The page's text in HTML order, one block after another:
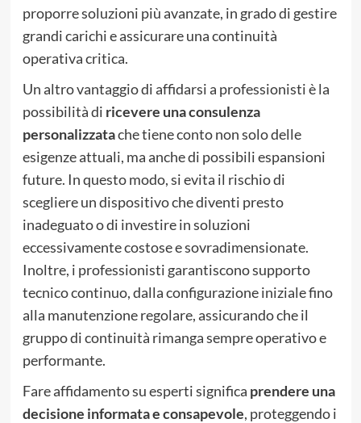
proporre soluzioni più avanzate, in grado di gestire
grandi carichi e assicurare una continuità
operativa critica.
Un altro vantaggio di affidarsi a professionisti è la
possibilità di ricevere una consulenza
personalizzatache tiene conto non solo delle
esigenze attuali, ma anche di possibili espansioni
future. In questo modo, si evita il rischio di
scegliere un dispositivo che diventi presto
inadeguato o di investire in soluzioni
eccessivamente costose e sovradimensionate.
Inoltre, i professionisti garantiscono supporto
tecnico continuo, dalla configurazione iniziale fino
alla manutenzione regolare, assicurando che il
gruppo di continuità rimanga sempre operativo e
performante.
Fare affidamento su esperti significa prendere una
decisione informata e consapevole, proteggendo i